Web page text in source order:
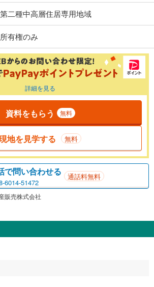
第二種中高層住居専用地域
所有権のみ
詳細を見る
資料をもらう 無料
地を見学する 無料
で問い合わせる
6014-51472
通話料無料
販売株式会社